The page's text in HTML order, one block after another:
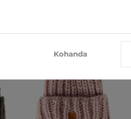
-27%
Kohanda